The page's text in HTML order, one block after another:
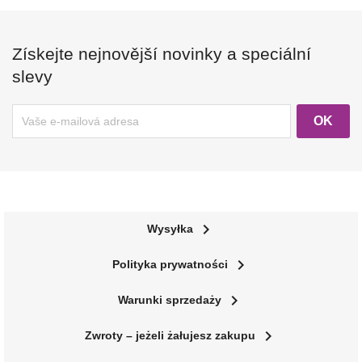
Získejte nejnovější novinky a speciální
slevy
Wysyłka navigate_next
Polityka prywatności navigate_next
Warunki sprzedaży navigate_next
Zwroty – jeżeli żałujesz zakupu
navigate_next